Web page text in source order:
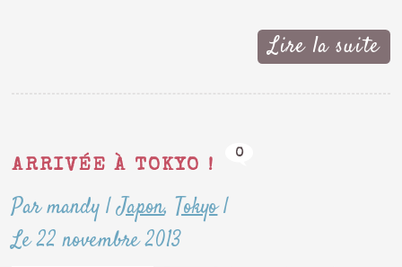
Lire la suite
ARRIVÉE À TOKYO !
0
Par mandy |Japon,Tokyo|
Le 22 novembre 2013